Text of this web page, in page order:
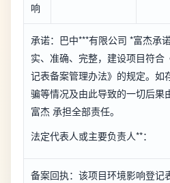
响
承诺：巴中***有限公司 *富杰承
实、准确、完整，建设项目符合
记表备案管理办法》的规定。如
骗等情况及由此导致的一切后果
富杰 承担全部责任。
法定代表人或主要负责人**：
备案回执：该项目环境影响登记